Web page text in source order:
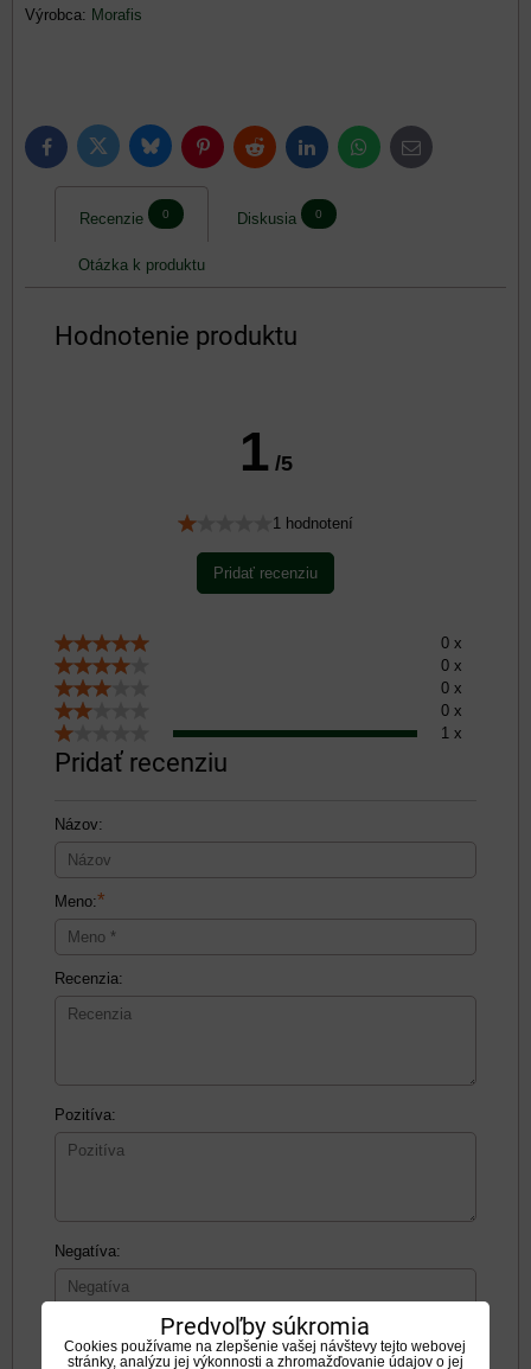
Výrobca: Morafis
FacebookTwitter BlueskyPinterestReddit LinkedInWhatsApp
E-
mail
Recenzie 0 Diskusia 0
Otázka k produktu
Hodnotenie produktu
1 /5
1 hodnotení
Pridať recenziu
0 x
0 x
0 x
0 x
1 x
Pridať recenziu
Názov:
Meno:*
Recenzia:
Pozitíva:
Negatíva:
Predvoľby súkromia
Cookies používame na zlepšenie vašej návštevy tejto webovej
stránky, analýzu jej výkonnosti a zhromažďovanie údajov o jej